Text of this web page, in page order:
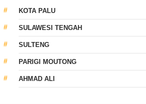
KOTA PALU
SULAWESI TENGAH
SULTENG
PARIGI MOUTONG
AHMAD ALI